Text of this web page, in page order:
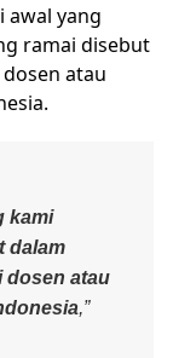
awal yang
ramai disebut
atau
kami
dalam
dosen atau
,”